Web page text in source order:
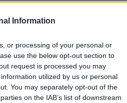
Information
or processing of your personal or
use the below opt-out section to
request is processed you may
utilized by us or personal
You may separately opt-out of the
on the IAB’s list of downstream
Detta indikerar en förhöjd
med oljetrycket att göra